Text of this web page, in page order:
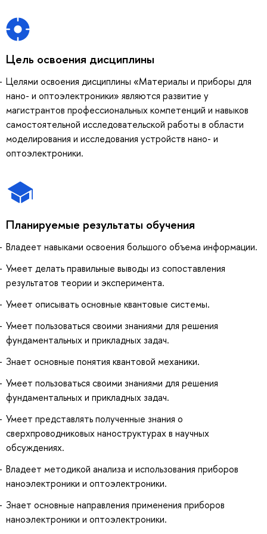
Цель освоения дисциплины
Целями освоения дисциплины «Материалы и приборы для
нано- и оптоэлектроники» являются развитие у
магистрантов профессиональных компетенций и навыков
самостоятельной исследовательской работы в области
моделирования и исследования устройств нано- и
оптоэлектроники.
Планируемые результаты обучения
Владеет навыками освоения большого объема информации.
Умеет делать правильные выводы из сопоставления
результатов теории и эксперимента.
Умеет описывать основные квантовые системы.
Умеет пользоваться своими знаниями для решения
фундаментальных и прикладных задач.
Знает основные понятия квантовой механики.
Умеет пользоваться своими знаниями для решения
фундаментальных и прикладных задач.
Умеет представлять полученные знания о
сверхпроводниковых наноструктурах в научных
обсуждениях.
Владеет методикой анализа и использования приборов
наноэлектроники и оптоэлектроники.
Знает основные направления применения приборов
наноэлектроники и оптоэлектроники.